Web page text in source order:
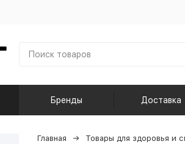
Бренды Доставка
Главная Товары для здоровья и